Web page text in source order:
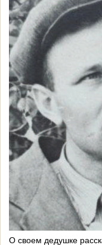
О своем дедушке